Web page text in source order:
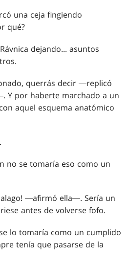
una ceja fingiendo
qué?
dejando... asuntos
querrás decir ―replicó
Y por haberte marchado a un
aquel esquema anatómico
no se tomaría eso como un
―afirmó ella―. Sería un
antes de volverse fofo.
lo tomaría como un cumplido
tenía que pasarse de la